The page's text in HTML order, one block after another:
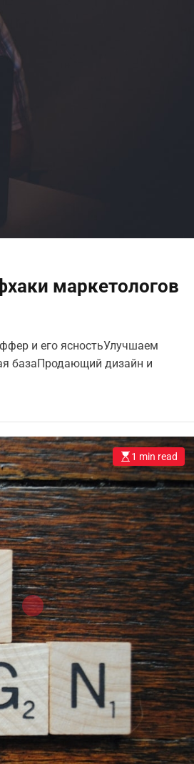
маркетологов
и его ясностьУлучшаем
базаПродающий дизайн и
1 min read